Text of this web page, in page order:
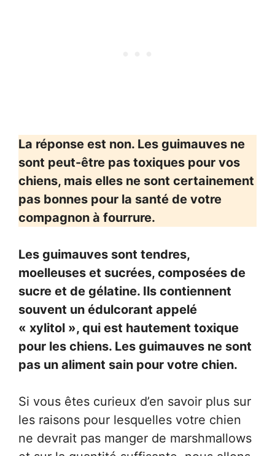
La réponse est non. Les guimauves ne
sont peut-être pas toxiques pour vos
chiens, mais elles ne sont certainement
pas bonnes pour la santé de votre
compagnon à fourrure.
Les guimauves sont tendres,
moelleuses et sucrées, composées de
sucre et de gélatine. Ils contiennent
souvent un édulcorant appelé
« xylitol », qui est hautement toxique
pour les chiens. Les guimauves ne sont
pas un aliment sain pour votre chien.
Si vous êtes curieux d’en savoir plus sur
les raisons pour lesquelles votre chien
ne devrait pas manger de marshmallows